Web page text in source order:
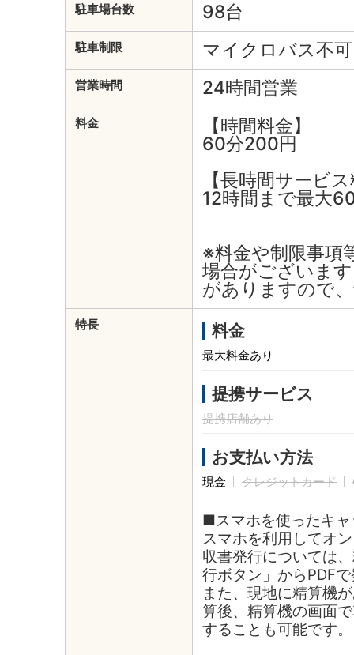
駐車場台数 98台
駐車制限 マイクロバス不
営業時間 24時間営業
料金
【時間料金】
60分200円
【長時間サービ
12時間まで最大
※料金や制限事項
場合がございま
がありますので
特長 料金
最大料金あり
提携サービス
提携店舗あり
お支払い方法
現金 クレジットカード
■スマホを使ったキ
スマホを利用してオ
収書発行については
行ボタン」からPDF
また、現地に精算機
算後、精算機の画面
することも可能です。